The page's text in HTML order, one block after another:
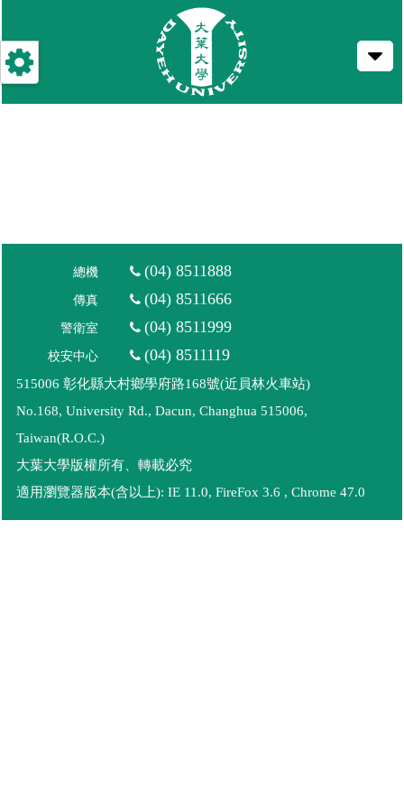
主
要
內
容
總機 (04) 8511888
傳真 (04) 8511666
警衛室 (04) 8511999
校安中心 (04) 8511119
515006 彰化縣大村鄉學府路168號(近員林火車站)
No.168, University Rd., Dacun, Changhua 515006,
Taiwan(R.O.C.)
大葉大學版權所有、轉載必究
適用瀏覽器版本(含以上): IE 11.0, FireFox 3.6 , Chrome 47.0